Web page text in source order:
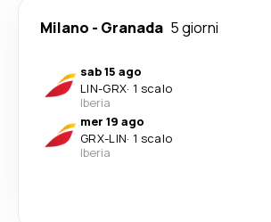
Milano - Granada 5 giorni
sab 15 ago
LIN-GRX· 1 scalo
Iberia
mer 19 ago
GRX-LIN· 1 scalo
Iberia